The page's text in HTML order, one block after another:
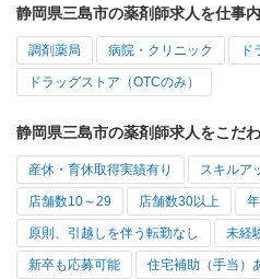
静岡県三島市の薬剤師求人を仕事
調剤薬局 病院・クリニック ド
ドラッグストア（OTCのみ）
静岡県三島市の薬剤師求人をこだ
産休・育休取得実績有り スキルア
店舗数10～29 店舗数30以上
原則、引越しを伴う転勤なし 未経
新卒も応募可能 住宅補助（手当）